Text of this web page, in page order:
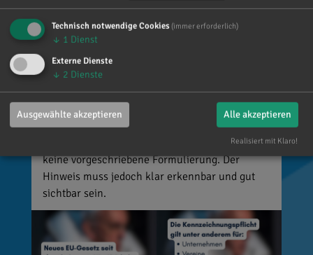
oder Ereignisse täuschend echt darstellen (z. B.
Deepfakes). 👥 Wer ist betroffen? Unternehmen,
Vereine, Medien, Influencer und viele weitere,
die entsprechende Inhalte veröffentlichen. Die
private Nutzung ist grundsätzlich
ausgenommen. 🌐 Wo gilt das? Überall dort, wo
Inhalte veröffentlicht werden, zum Beispiel auf
Social Media, Websites, Flyern oder Plakaten.
💡 Wie muss gekennzeichnet werden? Es gibt
keine vorgeschriebene Formulierung. Der
Hinweis muss jedoch klar erkennbar und gut
sichtbar sein.
Technisch notwendige Cookies (immer erforderlich)
↓ 1 Dienst
Externe Dienste
↓ 2 Dienste
Ausgewählte akzeptieren Alle akzeptieren
Realisiert mit Klaro!